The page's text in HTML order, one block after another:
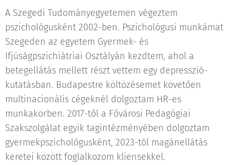
A Szegedi Tudományegyetemen végeztem
pszichológusként 2002-ben. Pszichológusi munkámat
Szegeden az egyetem Gyermek- és
Ifjúságpszichiátriai Osztályán kezdtem, ahol a
betegellátás mellett részt vettem egy depresszió-
kutatásban. Budapestre költözésemet követően
multinacionális cégeknél dolgoztam HR-es
munkakörben. 2017-től a Fővárosi Pedagógiai
Szakszolgálat egyik tagintézményében dolgoztam
gyermekpszichológusként, 2023-tól magánellátás
keretei között foglalkozom kliensekkel.